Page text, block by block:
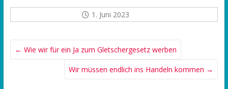
1. Juni 2023
← Wie wir für ein Ja zum Gletschergesetz werben
Wir müssen endlich ins Handeln kommen →